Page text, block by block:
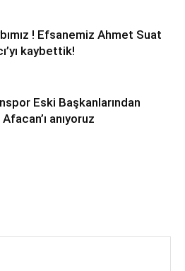
! Efsanemiz Ahmet Suat
kaybettik!
Eski Başkanlarından
anıyoruz